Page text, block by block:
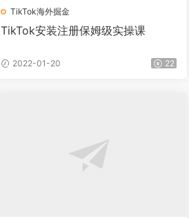
TikTok海外掘金
TikTok安装注册保姆级实操课
2022-01-20 22